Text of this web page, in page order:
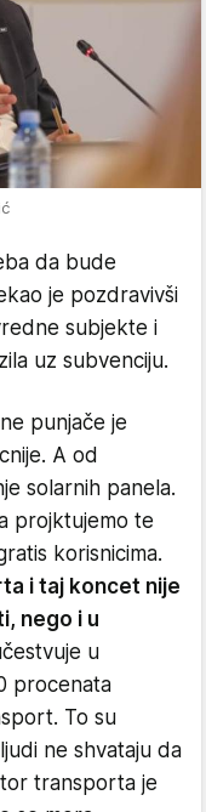
da bude
je pozdravivši
subjekte i
uz subvenciju.
punjače je
A od
solarnih panela.
projktujemo te
korisnicima.
i taj koncet nije
nego i u
u
procenata
To su
ne shvataju da
transporta je